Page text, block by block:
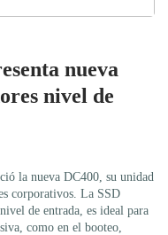
nueva
nivel de
la nueva DC400, su unidad
corporativos. La SSD
de entrada, es ideal para
como en el booteo,